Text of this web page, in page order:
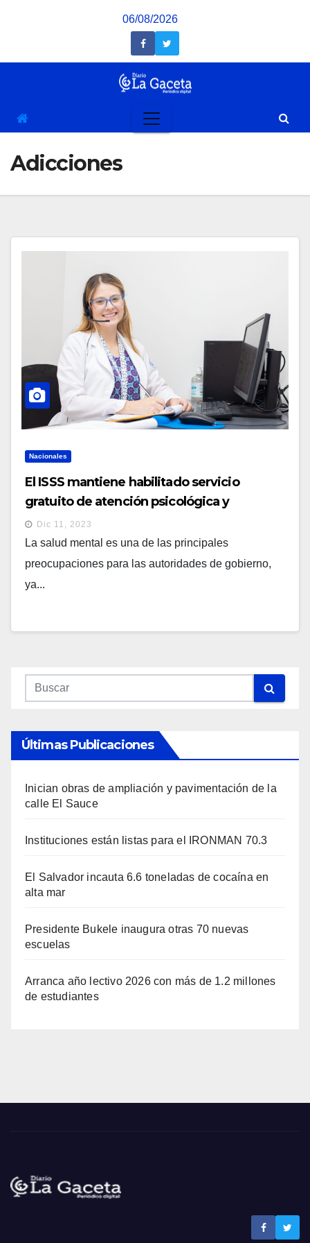
06/08/2026
Adicciones
Nacionales
El ISSS mantiene habilitado servicio
gratuito de atención psicológica y
psiquiátrica 24/7
Dic 11, 2023
La salud mental es una de las principales
preocupaciones para las autoridades de gobierno,
ya...
Últimas Publicaciones
Inician obras de ampliación y pavimentación de la
calle El Sauce
Instituciones están listas para el IRONMAN 70.3
El Salvador incauta 6.6 toneladas de cocaína en
alta mar
Presidente Bukele inaugura otras 70 nuevas
escuelas
Arranca año lectivo 2026 con más de 1.2 millones
de estudiantes